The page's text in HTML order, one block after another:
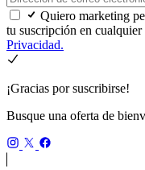
Quiero marketing
tu suscripción en
Privacidad.
¡Gracias por suscribirse!
Busque una oferta de